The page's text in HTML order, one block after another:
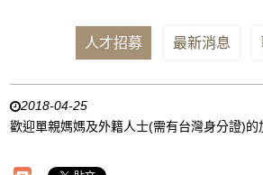
人才招募 最新消息
2018-04-25
歡迎單親媽媽及外籍人士(需有台灣身分證)的